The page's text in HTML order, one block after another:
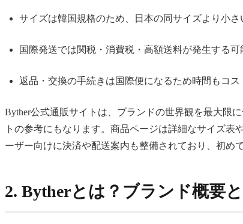
サイズは韓国規格のため、日本の同サイズより小さ
国際発送では関税・消費税・高額送料が発生する可
返品・交換の手続きは国際便になるため時間もコス
Byther公式通販サイトは、ブランドの世界観を最大限
トの参考にもなります。商品ページは詳細なサイズ
ーザー向けに決済や配送案内も整備されており、初め
2. Bytherとは？ブランド概要